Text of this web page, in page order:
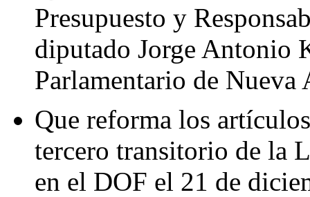
Presupuesto y
diputado Jorge Antonio
Parlamentario de Nueva
Que reforma los
tercero transitorio de la
en el DOF el 21 de